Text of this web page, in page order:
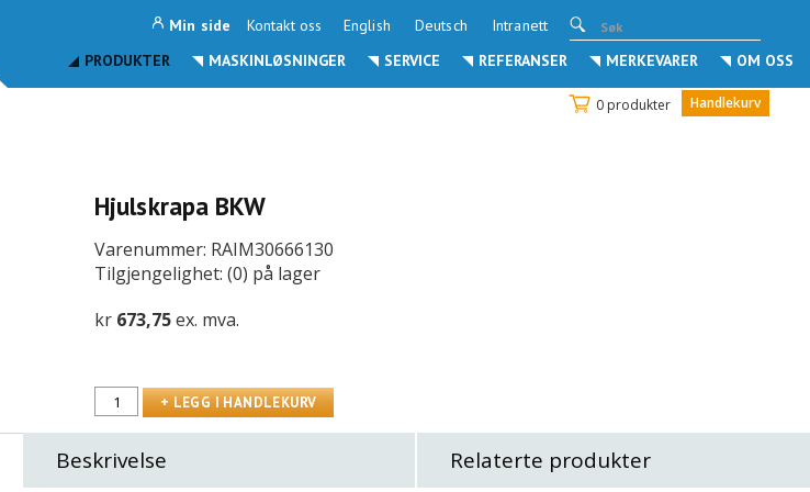
English Deutsch Intranett
Kontakt oss
Min side
PRODUKTER
MASKINLØSNINGER SERVICE REFERANSER MERKEVARER OM OSS
0 produkter Handlekurv
Hjulskrapa BKW
Varenummer: RAIM30666130
Tilgjengelighet: (0) på lager
kr 673,75ex. mva.
Beskrivelse Relaterte produkter